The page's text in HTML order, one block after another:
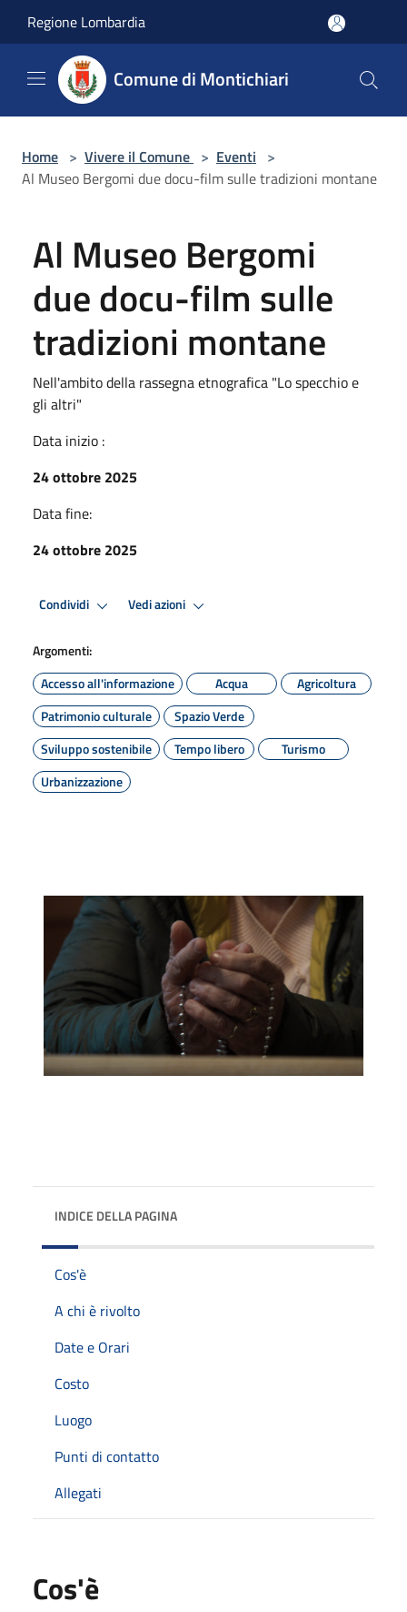
Regione Lombardia
Comune di Montichiari
Home > Vivere il Comune > Eventi >
Al Museo Bergomi due docu-film sulle tradizioni montane
Al Museo Bergomi
due docu-film sulle
tradizioni montane
Nell'ambito della rassegna etnografica "Lo specchio e
gli altri"
Data inizio :
24 ottobre 2025
Data fine:
24 ottobre 2025
Condividi Vedi azioni
Argomenti:
Accesso all'informazione
Acqua
Agricoltura
Patrimonio culturale
Spazio Verde
Sviluppo sostenibile
Tempo libero
Turismo
Urbanizzazione
INDICE DELLA PAGINA
Cos'è
A chi è rivolto
Date e Orari
Costo
Luogo
Punti di contatto
Allegati
Cos'è